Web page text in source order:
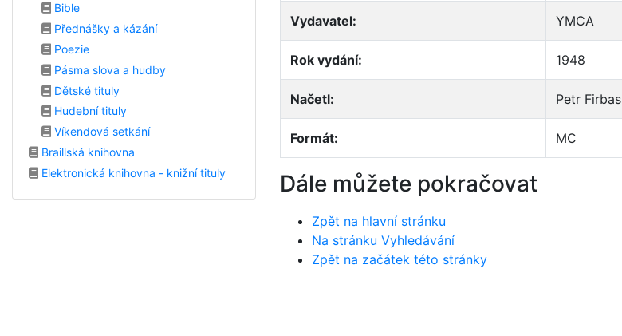
Bible
Přednášky a kázání
Poezie
Pásma slova a hudby
Dětské tituly
Hudební tituly
Víkendová setkání
Braillská knihovna
Elektronická knihovna - knižní tituly
Vydavatel: YMCA
Rok vydání: 1948
Načetl: Petr Firbas
Formát: MC
Dále můžete pokračovat
Zpět na hlavní stránku
Na stránku Vyhledávání
Zpět na začátek této stránky